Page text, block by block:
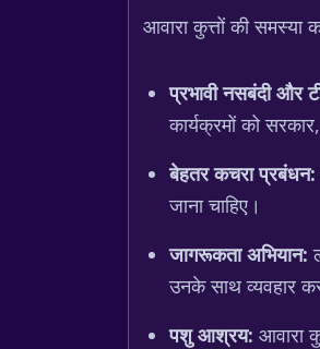
आवारा कुत्तों की समस्या
प्रभावी नसबंदी और
कार्यक्रमों को
बेहतर कचरा प्रबंधन:
जाना चाहिए।
जागरूकता अभियान:
उनके साथ व्यवहार
पशु आश्रय: आवारा